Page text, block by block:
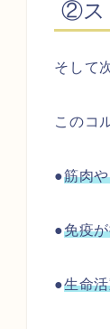
②ス
そして
このコ
●筋肉
●免疫
●生命